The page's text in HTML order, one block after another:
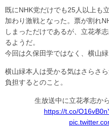
既にNHK党だけでも25人以上も
加わり激戦となった。票が割れ
しまっただけであるが、立花孝
るようだ。
今回は久保田学ではなく、横山緑
横山緑本人は受かる気はさらさ
負担するとのこと。
生放送中に立花孝志か
https://t.co/